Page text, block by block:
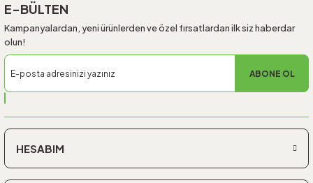
E-BÜLTEN
Kampanyalardan, yeni ürünlerden ve özel fırsatlardan ilk siz haberdar
olun!
ABONE OL
HESABIM